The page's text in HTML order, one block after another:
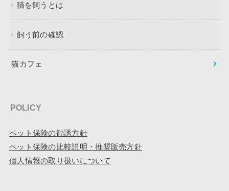
猫を飼うとは
飼う前の確認
猫カフェ
POLICY
ペット保険の勧誘方針
ペット保険の比較説明・推奨販売方針
個人情報の取り扱いについて